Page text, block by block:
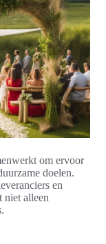
om ervoor
doelen.
en
niet alleen